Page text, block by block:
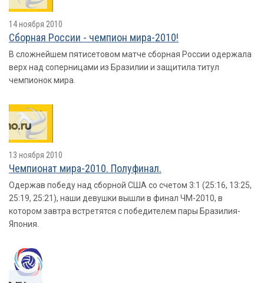
14 ноября 2010
Сборная России - чемпион мира-2010!
В сложнейшем пятисетовом матче сборная России одержала
верх над соперницами из Бразилии и защитила титул
чемпионок мира.
13 ноября 2010
Чемпионат мира-2010. Полуфинал.
Одержав победу над сборной США со счетом 3:1 (25:16, 13:25,
25:19, 25:21), наши девушки вышли в финал ЧМ-2010, в
котором завтра встретятся с победителем пары Бразилия-
Япония.